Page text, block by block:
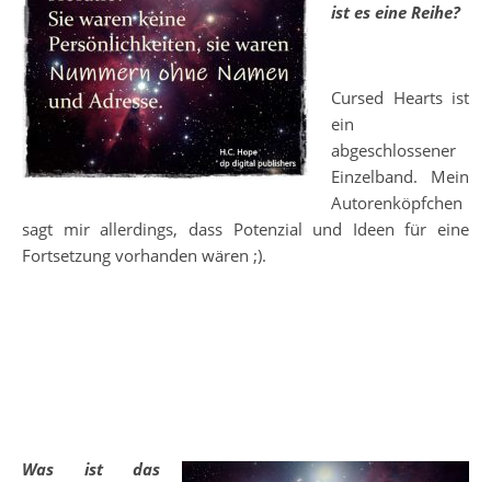
ist es eine Reihe?
Cursed Hearts ist
ein
abgeschlossener
Einzelband. Mein
Autorenköpfchen
sagt mir allerdings, dass Potenzial und Ideen für eine
Fortsetzung vorhanden wären ;).
Was ist das